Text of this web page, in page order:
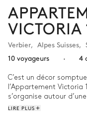
VICTORIA
Verbier, Alpes Suisses,
10 voyageurs
· 4
C’est un décor
l’Appartement Victoria
s’organise autour
baies vitrées file un
LIRE PLUS